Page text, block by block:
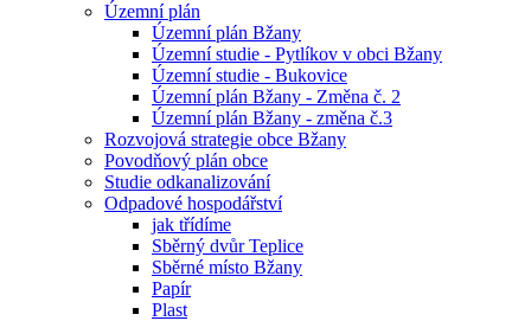
Územní plán
Územní plán Bžany
Územní studie - Pytlíkov v obci Bžany
Územní studie - Bukovice
Územní plán Bžany - Změna č. 2
Územní plán Bžany - změna č.3
Rozvojová strategie obce Bžany
Povodňový plán obce
Studie odkanalizování
Odpadové hospodářství
jak třídíme
Sběrný dvůr Teplice
Sběrné místo Bžany
Papír
Plast